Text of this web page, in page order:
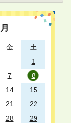
月
金
土
1
7
8
14
15
21
22
28
29